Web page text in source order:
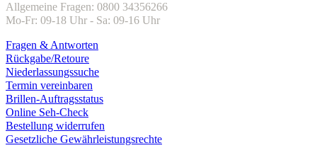
Allgemeine Fragen: 0800 34356266
Mo-Fr: 09-18 Uhr - Sa: 09-16 Uhr
Fragen & Antworten
Rückgabe/Retoure
Niederlassungssuche
Termin vereinbaren
Brillen-Auftragsstatus
Online Seh-Check
Bestellung widerrufen
Gesetzliche Gewährleistungsrechte